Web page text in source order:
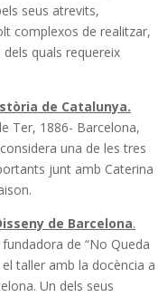
seus atrevits,
complexos de realitzar,
quals requereix
de Catalunya.
Ter, 1886- Barcelona,
una de les tres
junt amb Caterina
de Barcelona.
de “No Queda
taller amb la docència a
Un dels seus